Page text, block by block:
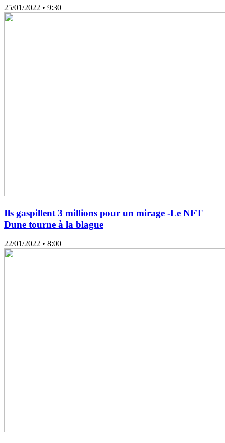
25/01/2022 • 9:30
Ils gaspillent 3 millions pour un mirage -Le NFT
Dune tourne à la blague
22/01/2022 • 8:00